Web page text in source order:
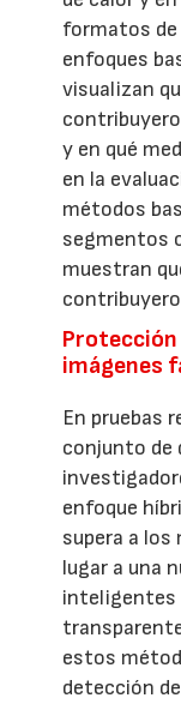
formatos de
enfoques
visualizan
y en qué
en la
métodos
segmentos
muestran
imágenes
En pruebas
conjunto de
enfoque
supera a
lugar a una
inteligentes
estos
detección